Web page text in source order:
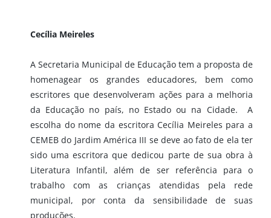
Cecília Meireles
A Secretaria Municipal de Educação tem a proposta de
homenagear os grandes educadores, bem como
escritores que desenvolveram ações para a melhoria
da Educação no país, no Estado ou na Cidade. A
escolha do nome da escritora Cecília Meireles para a
CEMEB do Jardim América III se deve ao fato de ela ter
sido uma escritora que dedicou parte de sua obra à
Literatura Infantil, além de ser referência para o
trabalho com as crianças atendidas pela rede
municipal, por conta da sensibilidade de suas
produções.